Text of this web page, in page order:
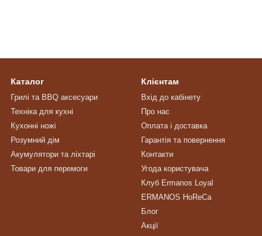
Каталог
Грилі та BBQ аксесуари
Техніка для кухні
Кухонні ножі
Розумний дім
Акумулятори та ліхтарі
Товари для перемоги
Клієнтам
Вхід до кабінету
Про нас
Оплата і доставка
Гарантія та повернення
Контакти
Угода користувача
Клуб Ermanos Loyal
ERMANOS HoReCa
Блог
Акції